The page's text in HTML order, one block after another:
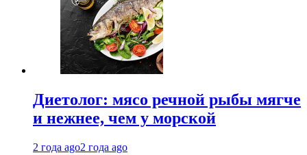
Диетолог: мясо речной рыбы мягче
и нежнее, чем у морской
2 года ago2 года ago